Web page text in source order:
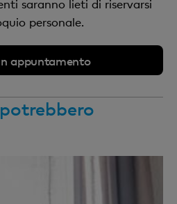
saranno lieti di riservarsi
personale.
appuntamento